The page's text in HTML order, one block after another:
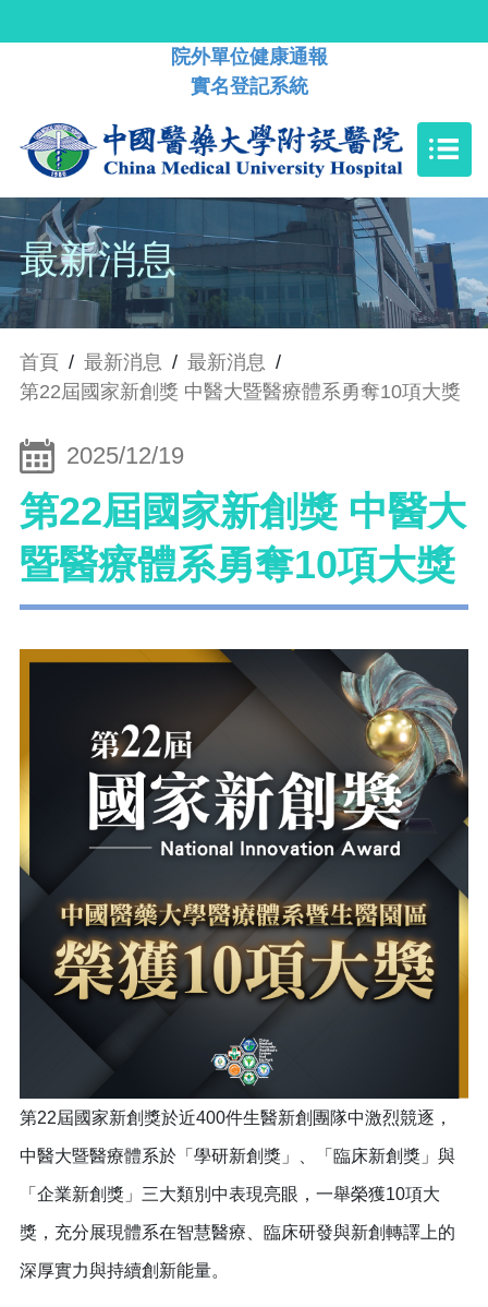
院外單位健康通報
實名登記系統
最新消息
首頁 / 最新消息 / 最新消息 /
第22屆國家新創獎 中醫大暨醫療體系勇奪10項大獎
2025/12/19
第22屆國家新創獎 中醫大
暨醫療體系勇奪10項大獎
第22屆國家新創獎於近400件生醫新創團隊中激烈競逐，
中醫大暨醫療體系於「學研新創獎」、「臨床新創獎」與
「企業新創獎」三大類別中表現亮眼，一舉榮獲10項大
獎，充分展現體系在智慧醫療、臨床研發與新創轉譯上的
深厚實力與持續創新能量。